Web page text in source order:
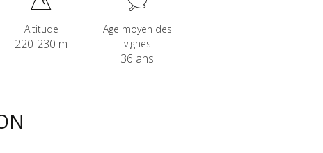
Altitude
220-230 m
Age moyen des
vignes
36 ans